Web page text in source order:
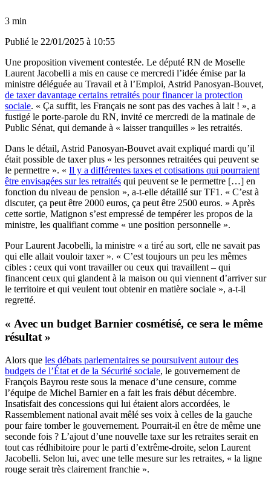
3 min
Publié le 22/01/2025 à 10:55
Une proposition vivement contestée. Le député RN de Moselle
Laurent Jacobelli a mis en cause ce mercredi l’idée émise par la
ministre déléguée au Travail et à l’Emploi, Astrid Panosyan-Bouvet,
de taxer davantage certains retraités pour financer la protection
sociale. « Ça suffit, les Français ne sont pas des vaches à lait ! », a
fustigé le porte-parole du RN, invité ce mercredi de la matinale de
Public Sénat, qui demande à « laisser tranquilles » les retraités.
Dans le détail, Astrid Panosyan-Bouvet avait expliqué mardi qu’il
était possible de taxer plus « les personnes retraitées qui peuvent se
le permettre ». « Il y a différentes taxes et cotisations qui pourraient
être envisagées sur les retraités qui peuvent se le permettre […] en
fonction du niveau de pension », a-t-elle détaillé sur TF1. « C’est à
discuter, ça peut être 2000 euros, ça peut être 2500 euros. » Après
cette sortie, Matignon s’est empressé de tempérer les propos de la
ministre, les qualifiant comme « une position personnelle ».
Pour Laurent Jacobelli, la ministre « a tiré au sort, elle ne savait pas
qui elle allait vouloir taxer ». « C’est toujours un peu les mêmes
cibles : ceux qui vont travailler ou ceux qui travaillent – qui
financent ceux qui glandent à la maison ou qui viennent d’arriver sur
le territoire et qui veulent tout obtenir en matière sociale », a-t-il
regretté.
« Avec un budget Barnier cosmétisé, ce sera le même
résultat »
Alors que les débats parlementaires se poursuivent autour des
budgets de l’État et de la Sécurité sociale, le gouvernement de
François Bayrou reste sous la menace d’une censure, comme
l’équipe de Michel Barnier en a fait les frais début décembre.
Insatisfait des concessions qui lui étaient alors accordées, le
Rassemblement national avait mêlé ses voix à celles de la gauche
pour faire tomber le gouvernement. Pourrait-il en être de même une
seconde fois ? L’ajout d’une nouvelle taxe sur les retraites serait en
tout cas rédhibitoire pour le parti d’extrême-droite, selon Laurent
Jacobelli. Selon lui, avec une telle mesure sur les retraites, « la ligne
rouge serait très clairement franchie ».